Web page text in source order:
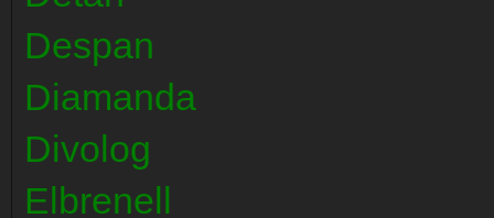
Despan
Diamanda
Divolog
Elbrenell